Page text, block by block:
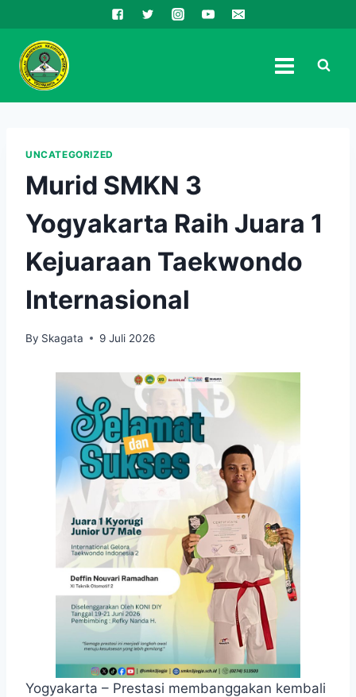
to
content
UNCATEGORIZED
Murid SMKN 3
Yogyakarta Raih Juara 1
Kejuaraan Taekwondo
Internasional
By Skagata 9 Juli 2026
Yogyakarta – Prestasi membanggakan kembali